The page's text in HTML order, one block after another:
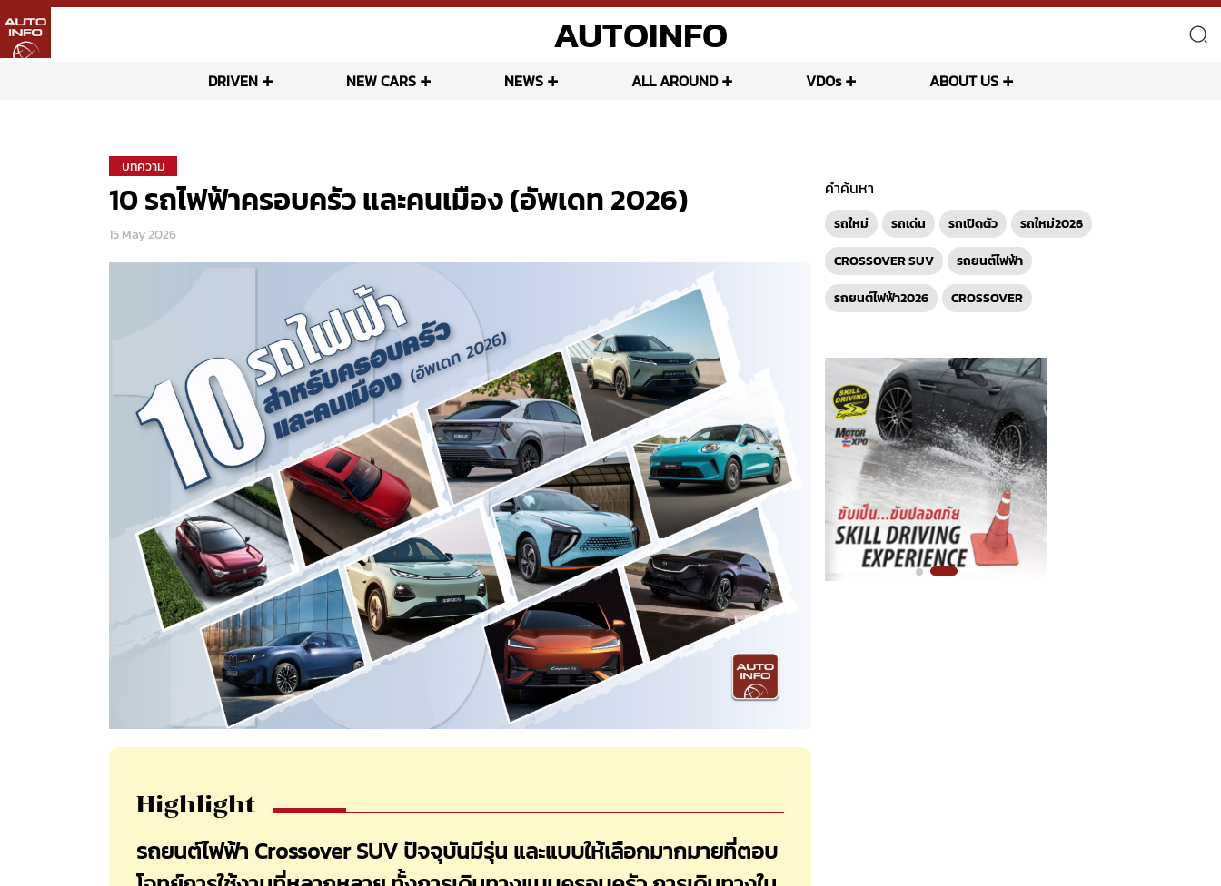
AUTOINFO
DRIVEN NEW CARS NEWS ALL AROUND VDOs ABOUT US
บทความ
10 รถไฟฟ้าครอบครัว และคนเมือง (อัพเดท 2026)
15 May 2026
Highlight
รถยนต์ไฟฟ้า Crossover SUV ปัจจุบันมีรุ่น และแบบให้เลือกมากมายที่ตอบ
คำค้นหา
รถใหม่ รถเด่น รถเปิดตัว
รถใหม่2026
CROSSOVER SUV
รถยนต์ไฟฟ้า
รถยนต์ไฟฟ้า2026
CROSSOVER